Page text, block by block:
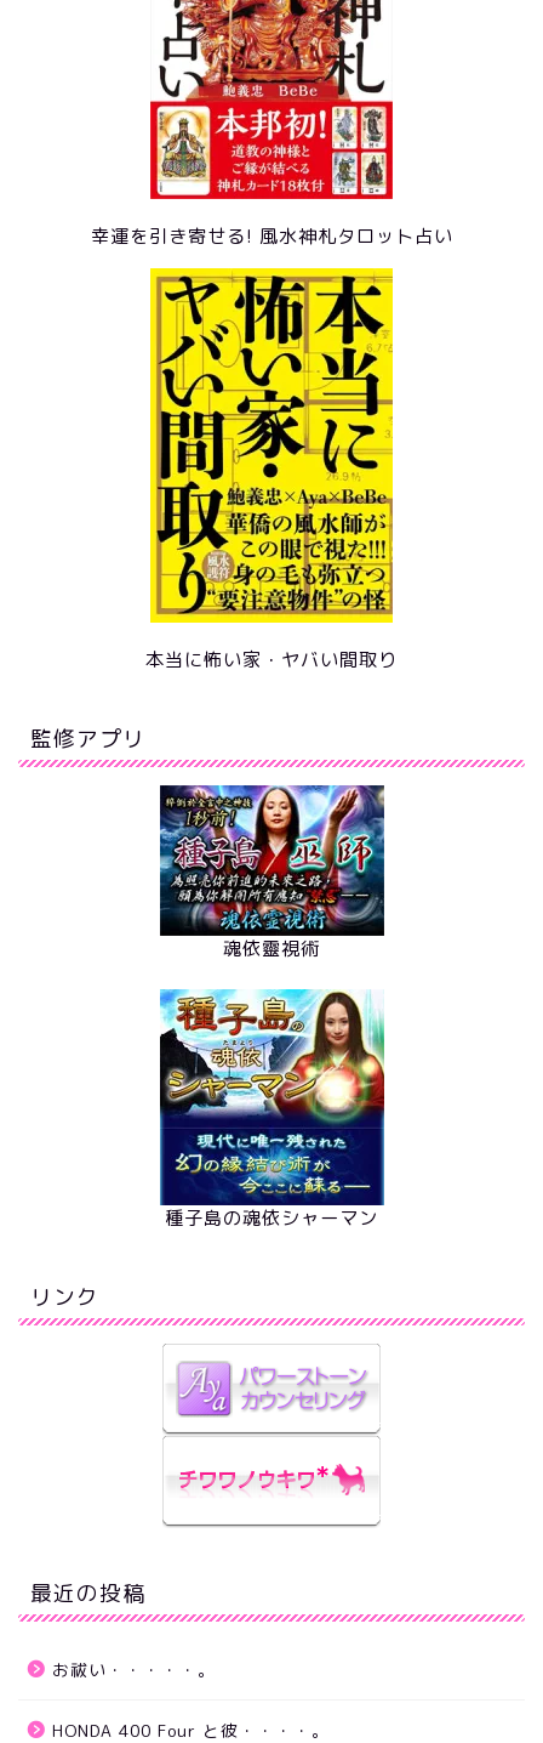
幸運を引き寄せる! 風水神札タロット占い
本当に怖い家・ヤバい間取り
監修アプリ
魂依靈視術
種子島の魂依シャーマン
リンク
最近の投稿
お祓い・・・・・。
HONDA 400 Four と彼・・・・。